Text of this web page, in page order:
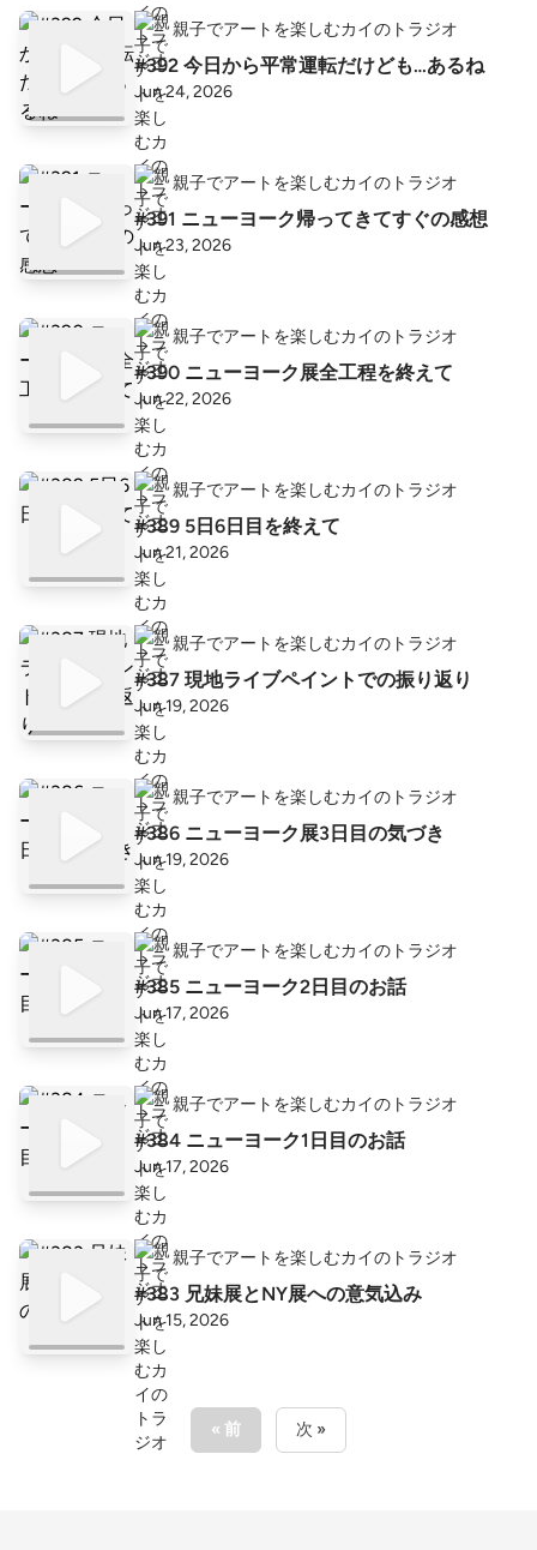
親子でアートを楽しむカイのトラジオ
#392 今日から平常運転だけども…あるね
Jun 24, 2026
親子でアートを楽しむカイのトラジオ
#391 ニューヨーク帰ってきてすぐの感想
Jun 23, 2026
親子でアートを楽しむカイのトラジオ
#390 ニューヨーク展全工程を終えて
Jun 22, 2026
親子でアートを楽しむカイのトラジオ
#389 5日6日目を終えて
Jun 21, 2026
親子でアートを楽しむカイのトラジオ
#387 現地ライブペイントでの振り返り
Jun 19, 2026
親子でアートを楽しむカイのトラジオ
#386 ニューヨーク展3日目の気づき
Jun 19, 2026
親子でアートを楽しむカイのトラジオ
#385 ニューヨーク2日目のお話
Jun 17, 2026
親子でアートを楽しむカイのトラジオ
#384 ニューヨーク1日目のお話
Jun 17, 2026
親子でアートを楽しむカイのトラジオ
#383 兄妹展とNY展への意気込み
Jun 15, 2026
« 前 次 »